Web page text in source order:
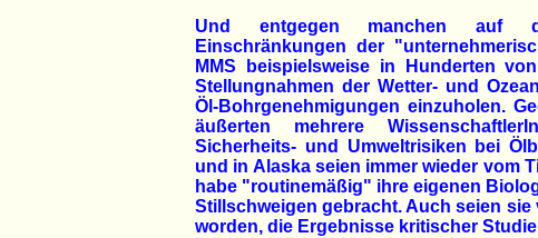
Und entgegen manchen auf
Einschränkungen der
MMS beispielsweise in Hunderten
Stellungnahmen der Wetter- und
Öl-Bohrgenehmigungen einzuholen.
äußerten mehrere
Sicherheits- und Umweltrisiken bei
und in Alaska seien immer wieder vom
habe "routinemäßig" ihre eigenen
Stillschweigen gebracht. Auch seien
worden, die Ergebnisse kritischer